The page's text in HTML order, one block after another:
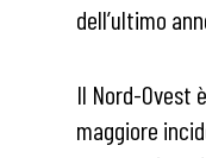
dell’ultimo
Il Nord-Ovest
maggiore